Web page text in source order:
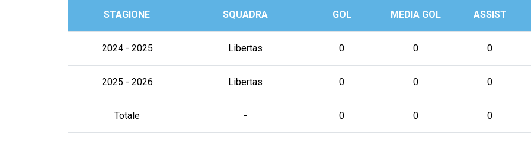
STAGIONE SQUADRA GOL MEDIA GOL ASSIST
2024 - 2025 Libertas 0 0 0
2025 - 2026 Libertas 0 0 0
Totale - 0 0 0